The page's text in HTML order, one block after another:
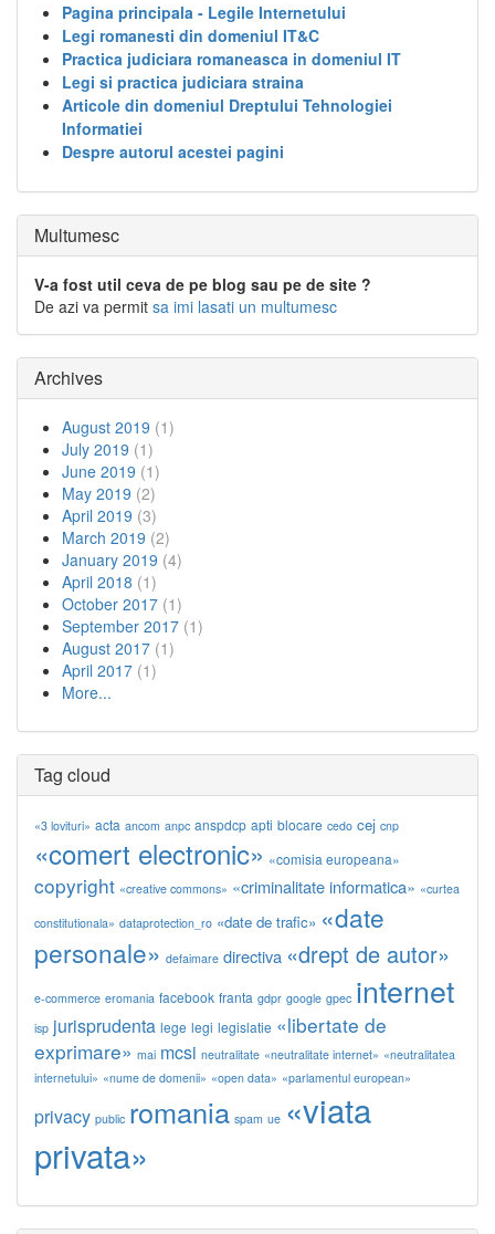
Pagina principala - Legile Internetului
Legi romanesti din domeniul IT&C
Practica judiciara romaneasca in domeniul IT
Legi si practica judiciara straina
Articole din domeniul Dreptului Tehnologiei
Informatiei
Despre autorul acestei pagini
Multumesc
V-a fost util ceva de pe blog sau pe de site ?
De azi va permit sa imi lasati un multumesc
Archives
August 2019 (1)
July 2019 (1)
June 2019 (1)
May 2019 (2)
April 2019 (3)
March 2019 (2)
January 2019 (4)
April 2018 (1)
October 2017 (1)
September 2017 (1)
August 2017 (1)
April 2017 (1)
More...
Tag cloud
«3 lovituri» acta ancom anpc anspdcp apti blocare cedo cej cnp
«comert electronic» «comisia europeana»
copyright «creative commons» «criminalitate informatica» «curtea
constitutionala» dataprotection_ro «date de trafic» «date
personale» defaimare directiva «drept de autor»
e-commerce eromania facebook franta gdpr google gpec internet
isp jurisprudenta lege legi legislatie «libertate de
exprimare» mai mcsi neutralitate «neutralitate internet» «neutralitatea
internetului» «nume de domenii» «open data» «parlamentul european»
privacy public romania spam ue «viata
privata»